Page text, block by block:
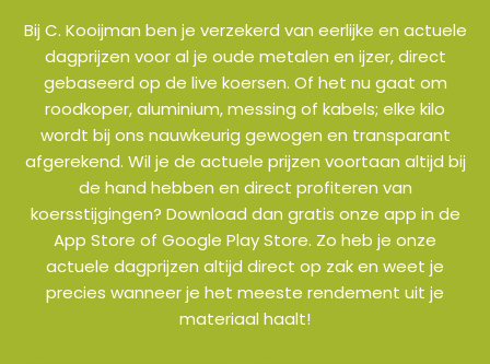
Bij C. Kooijman ben je verzekerd van eerlijke en actuele
dagprijzen voor al je oude metalen en ijzer, direct
gebaseerd op de live koersen. Of het nu gaat om
roodkoper, aluminium, messing of kabels; elke kilo
wordt bij ons nauwkeurig gewogen en transparant
afgerekend. Wil je de actuele prijzen voortaan altijd bij
de hand hebben en direct profiteren van
koersstijgingen? Download dan gratis onze app in de
App Store of Google Play Store. Zo heb je onze
actuele dagprijzen altijd direct op zak en weet je
precies wanneer je het meeste rendement uit je
materiaal haalt!